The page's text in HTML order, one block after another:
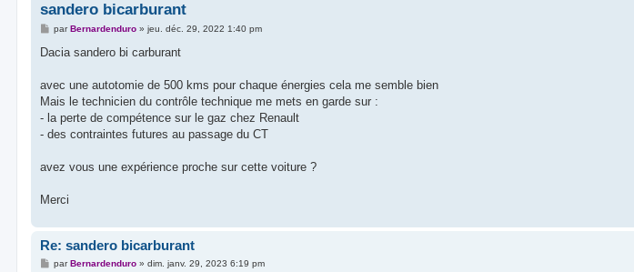
sandero bicarburant
M
s
g
parBernardenduro »jeu. déc. 29, 2022 1:40 pm
Dacia sandero bi carburant
avec une autotomie de 500 kms pour chaque énergies cela me semble bien
Mais le technicien du contrôle technique me mets en garde sur :
- la perte de compétence sur le gaz chez Renault
- des contraintes futures au passage du CT
avez vous une expérience proche sur cette voiture ?
Merci
Re: sandero bicarburant
MparBernardenduro »dim. janv. 29, 2023 6:19 pm